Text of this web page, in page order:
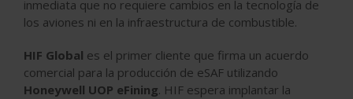
inmediata que no requiere cambios en la tecnología de
los aviones ni en la infraestructura de combustible.
HIF Global es el primer cliente que firma un acuerdo
comercial para la producción de eSAF utilizando
Honeywell UOP eFining. HIF espera implantar la